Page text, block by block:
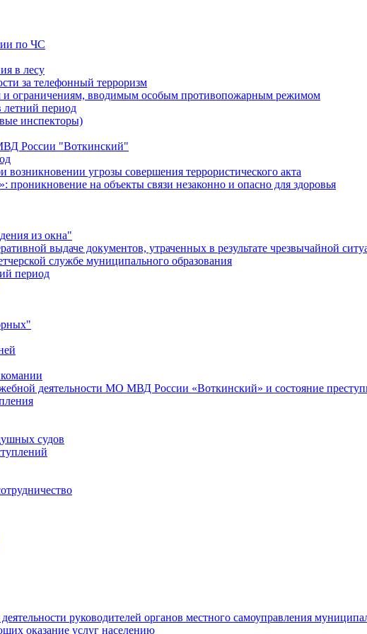
по ЧС
в лесу
за телефонный терроризм
и ограничениям, вводимым особым противопожарным режимом
летний период
инспекторы)
России "Воткинский"
возникновении угрозы совершения террористического акта
на объекты связи незаконно и опасно для здоровья
из окна"
выдаче документов, утраченных в результате чрезвычайной
службе муниципального образования
период
деятельности МО МВД России «Воткинский» и состояние
судов
руководителей органов местного самоуправления
оказание услуг населению